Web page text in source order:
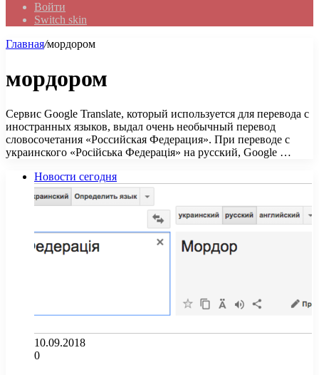
Войти
Switch skin
Главная/мордором
мордором
Сервис Google Translate, который используется для перевода с
иностранных языков, выдал очень необычный перевод
словосочетания «Российская Федерация». При переводе с
украинского «Російська Федерація» на русский, Google …
Новости сегодня
10.09.2018
0